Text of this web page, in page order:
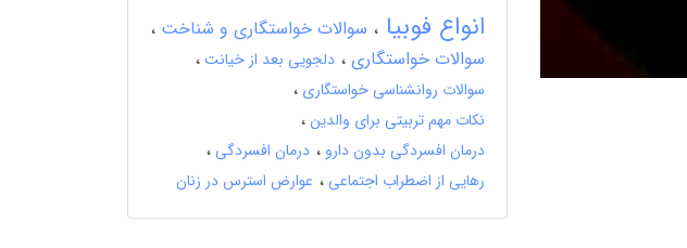
انواع فوبیا
سوالات خواستگاری و شناخت
سوالات خواستگاری
دلجویی بعد از خیانت
سوالات روانشناسی خواستگاری
نکات مهم تربیتی برای والدین
درمان افسردگی بدون دارو
درمان افسردگی
رهایی از اضطراب اجتماعی
عوارض استرس در زنان